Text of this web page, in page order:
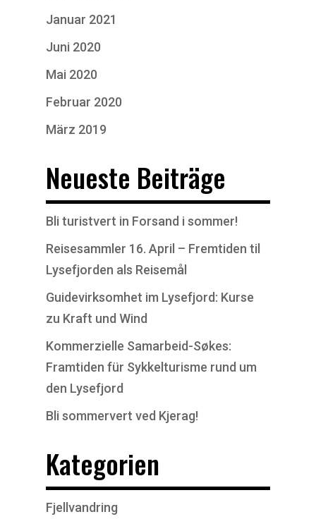
Januar 2021
Juni 2020
Mai 2020
Februar 2020
März 2019
Neueste Beiträge
Bli turistvert in Forsand i sommer!
Reisesammler 16. April – Fremtiden til
Lysefjorden als Reisemål
Guidevirksomhet im Lysefjord: Kurse
zu Kraft und Wind
Kommerzielle Samarbeid-Søkes:
Framtiden für Sykkelturisme rund um
den Lysefjord
Bli sommervert ved Kjerag!
Kategorien
Fjellvandring